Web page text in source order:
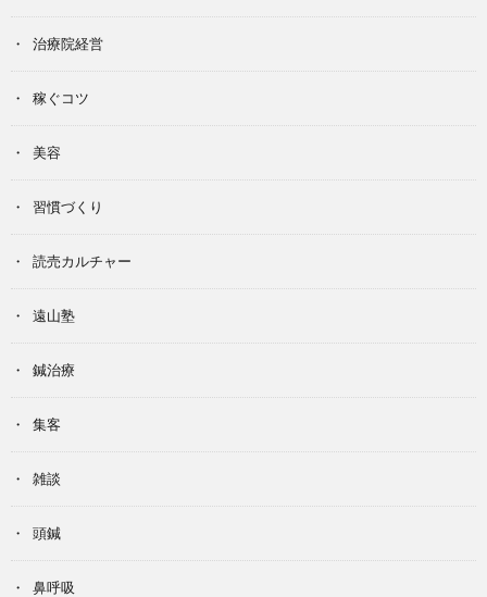
治療院経営
稼ぐコツ
美容
習慣づくり
読売カルチャー
遠山塾
鍼治療
集客
雑談
頭鍼
鼻呼吸